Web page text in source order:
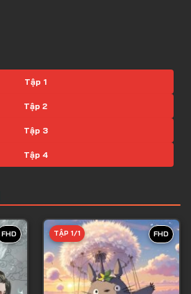
Tập 1
Tập 2
Tập 3
Tập 4
Tập 6
Tập 7
Tập 8
Tập 9
FHD FHD
TẬP 1/1